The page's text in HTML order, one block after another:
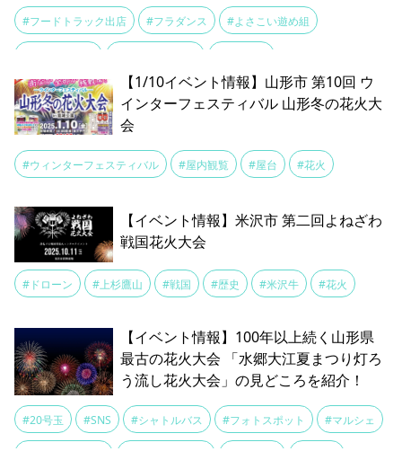
#フードトラック出店 #フラダンス #よさこい遊め組
【1/10イベント情報】山形市 第10回 ウ
インターフェスティバル 山形冬の花火大
会
#ウィンターフェスティバル #屋内観覧 #屋台 #花火
【イベント情報】米沢市 第二回よねざわ
戦国花火大会
#ドローン #上杉鷹山 #戦国 #歴史 #米沢牛 #花火
【イベント情報】100年以上続く山形県
最古の花火大会 「水郷大江夏まつり灯ろ
う流し花火大会」の見どころを紹介！
#20号玉 #SNS #シャトルバス #フォトスポット #マルシェ